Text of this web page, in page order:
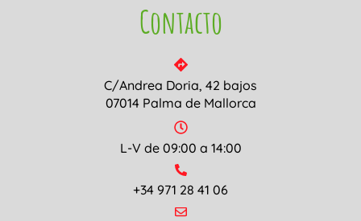
Contacto
C/Andrea Doria, 42 bajos
07014 Palma de Mallorca
L-V de 09:00 a 14:00
+34 971 28 41 06